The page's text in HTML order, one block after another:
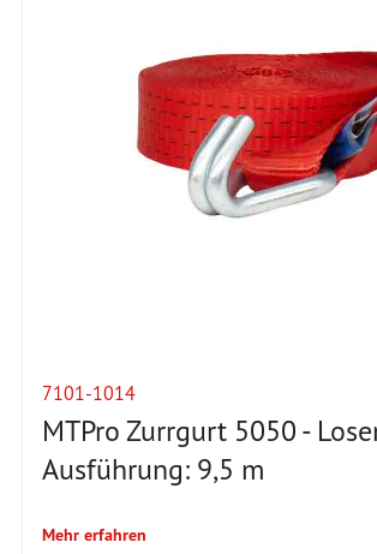
7101-1014
MTPro Zurrgurt 5050 -
Ausführung: 9,5 m
Mehr erfahren